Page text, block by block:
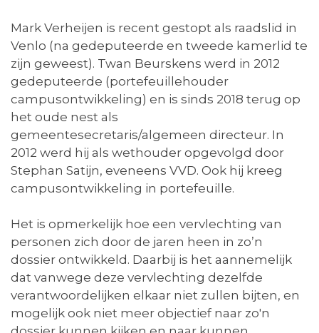
Mark Verheijen is recent gestopt als raadslid in
Venlo (na gedeputeerde en tweede kamerlid te
zijn geweest). Twan Beurskens werd in 2012
gedeputeerde (portefeuillehouder
campusontwikkeling) en is sinds 2018 terug op
het oude nest als
gemeentesecretaris/algemeen directeur. In
2012 werd hij als wethouder opgevolgd door
Stephan Satijn, eveneens VVD. Ook hij kreeg
campusontwikkeling in portefeuille.
Het is opmerkelijk hoe een vervlechting van
personen zich door de jaren heen in zo’n
dossier ontwikkeld. Daarbij is het aannemelijk
dat vanwege deze vervlechting dezelfde
verantwoordelijken elkaar niet zullen bijten, en
mogelijk ook niet meer objectief naar zo'n